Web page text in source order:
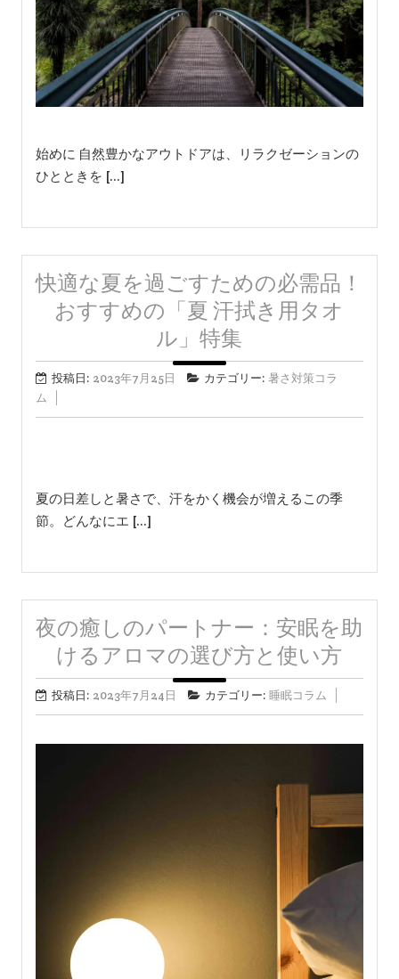
始めに 自然豊かなアウトドアは、リラクゼーションの
ひとときを […]
快適な夏を過ごすための必需品！
おすすめの「夏 汗拭き用タオ
ル」特集
投稿日: 2023年7月25日 カテゴリー: 暑さ対策コラ
ム
夏の日差しと暑さで、汗をかく機会が増えるこの季
節。どんなにエ […]
夜の癒しのパートナー：安眠を助
けるアロマの選び方と使い方
投稿日: 2023年7月24日 カテゴリー: 睡眠コラム